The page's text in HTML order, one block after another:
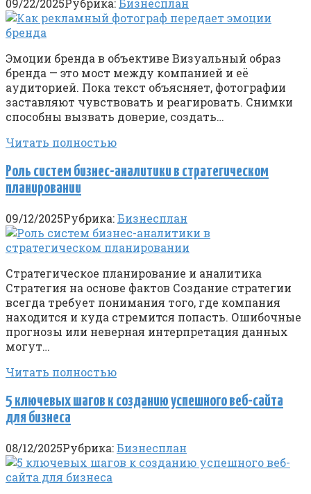
09/22/2025Рубрика:Бизнесплан
Эмоции бренда в объективе Визуальный образ
бренда — это мост между компанией и её
аудиторией. Пока текст объясняет, фотографии
заставляют чувствовать и реагировать. Снимки
способны вызвать доверие, создать…
Читать полностью
Роль систем бизнес-аналитики в стратегическом
планировании
09/12/2025Рубрика:Бизнесплан
Стратегическое планирование и аналитика
Стратегия на основе фактов Создание стратегии
всегда требует понимания того, где компания
находится и куда стремится попасть. Ошибочные
прогнозы или неверная интерпретация данных
могут…
Читать полностью
5 ключевых шагов к созданию успешного веб-сайта
для бизнеса
08/12/2025Рубрика:Бизнесплан